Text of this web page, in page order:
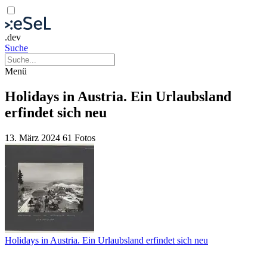
.dev
Suche
Menü
Holidays in Austria. Ein Urlaubsland
erfindet sich neu
13. März 2024 61 Fotos
Holidays in Austria. Ein Urlaubsland erfindet sich neu